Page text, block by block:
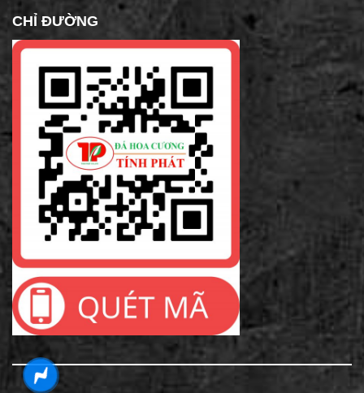
CHỈ ĐƯỜNG